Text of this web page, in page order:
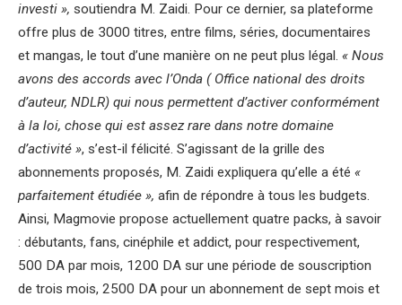
investi », soutiendra M. Zaidi. Pour ce dernier, sa plateforme
offre plus de 3000 titres, entre films, séries, documentaires
et mangas, le tout d’une manière on ne peut plus légal. « Nous
avons des accords avec l’Onda ( Office national des droits
d’auteur, NDLR) qui nous permettent d’activer conformément
à la loi, chose qui est assez rare dans notre domaine
d’activité », s’est-il félicité. S’agissant de la grille des
abonnements proposés, M. Zaidi expliquera qu’elle a été «
parfaitement étudiée », afin de répondre à tous les budgets.
Ainsi, Magmovie propose actuellement quatre packs, à savoir
: débutants, fans, cinéphile et addict, pour respectivement,
500 DA par mois, 1200 DA sur une période de souscription
de trois mois, 2500 DA pour un abonnement de sept mois et